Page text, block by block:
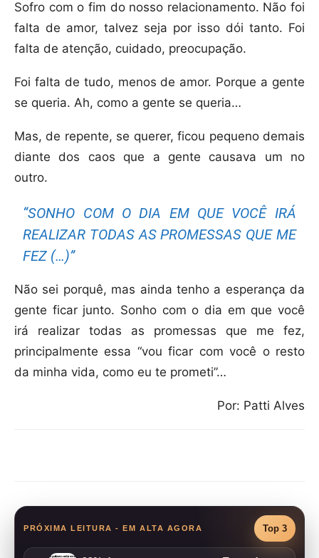
Sofro com o fim do nosso relacionamento. Não foi
falta de amor, talvez seja por isso dói tanto. Foi
falta de atenção, cuidado, preocupação.
Foi falta de tudo, menos de amor. Porque a gente
se queria. Ah, como a gente se queria…
Mas, de repente, se querer, ficou pequeno demais
diante dos caos que a gente causava um no
outro.
“SONHO COM O DIA EM QUE VOCÊ IRÁ
REALIZAR TODAS AS PROMESSAS QUE ME
FEZ (…)”
Não sei porquê, mas ainda tenho a esperança da
gente ficar junto. Sonho com o dia em que você
irá realizar todas as promessas que me fez,
principalmente essa “vou ficar com você o resto
da minha vida, como eu te prometi”…
Por: Patti Alves
PRÓXIMA LEITURA - EM ALTA AGORA Top 3